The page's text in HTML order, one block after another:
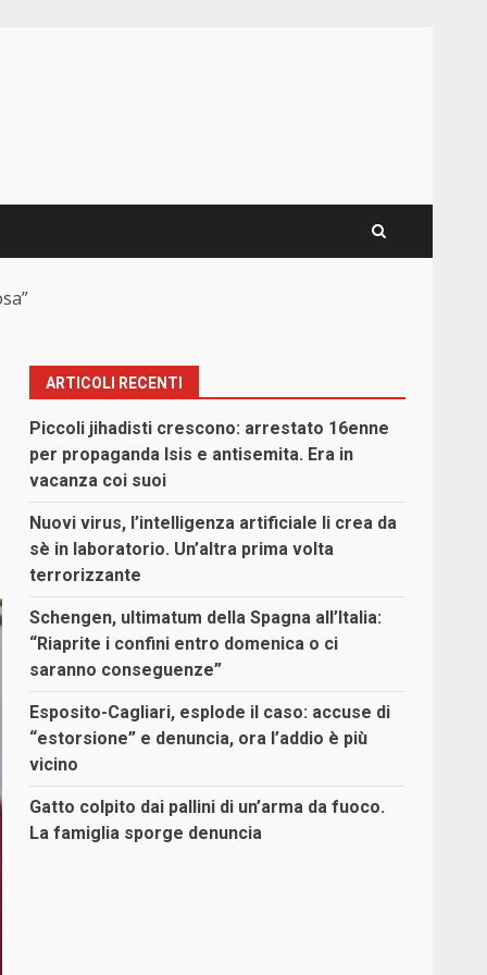
ARTICOLI RECENTI
Piccoli jihadisti crescono: arrestato 16enne
per propaganda Isis e antisemita. Era in
vacanza coi suoi
Nuovi virus, l’intelligenza artificiale li crea da
sè in laboratorio. Un’altra prima volta
terrorizzante
Schengen, ultimatum della Spagna all’Italia:
“Riaprite i confini entro domenica o ci
saranno conseguenze”
Esposito-Cagliari, esplode il caso: accuse di
“estorsione” e denuncia, ora l’addio è più
vicino
Gatto colpito dai pallini di un’arma da fuoco.
La famiglia sporge denuncia